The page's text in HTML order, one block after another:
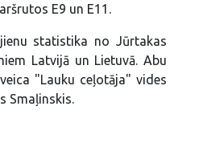
E9 un E11.
statistika no Jūrtakas
Latvijā un Lietuvā. Abu
"Lauku ceļotāja" vides
Smaļinskis.